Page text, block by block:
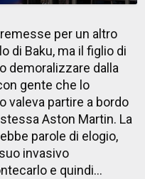
per un altro
di Baku, ma il figlio di
demoralizzare dalla
gente che lo
valeva partire a bordo
Aston Martin. La
parole di elogio,
invasivo
e quindi...